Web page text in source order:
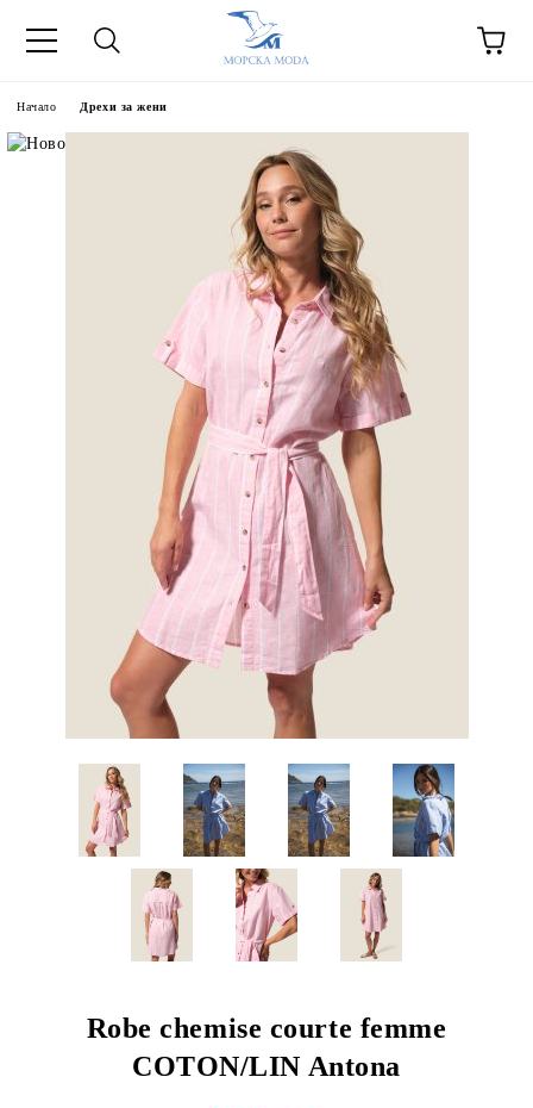
Начало Дрехи за жени
Robe chemise courte femme
COTON/LIN Antona